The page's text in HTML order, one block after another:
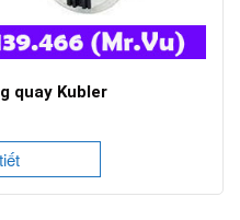
quay Kubler